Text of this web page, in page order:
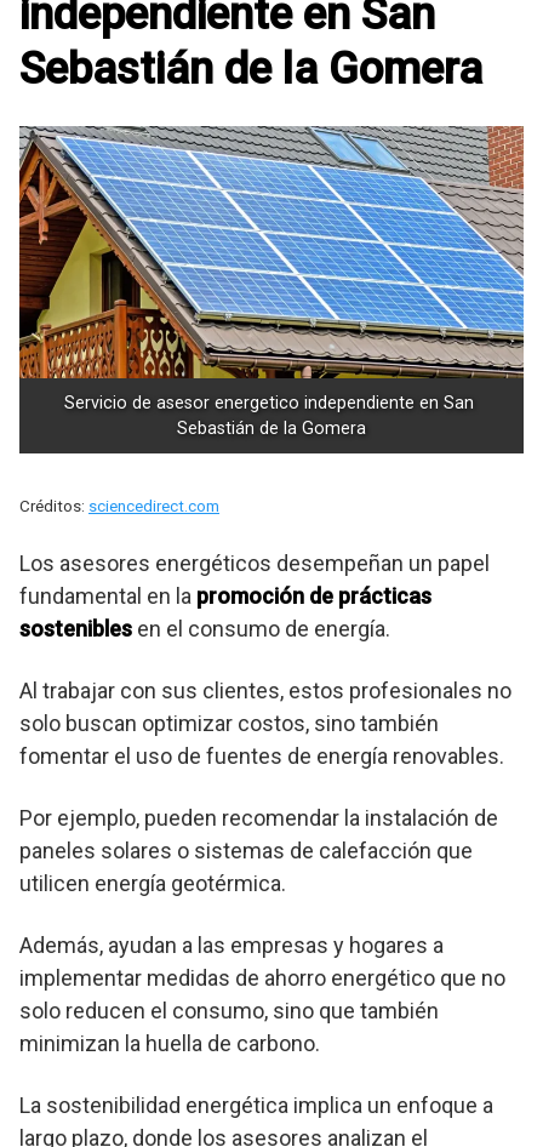
independiente en San
Sebastián de la Gomera
Servicio de asesor energetico independiente en San
Sebastián de la Gomera
Créditos: sciencedirect.com
Los asesores energéticos desempeñan un papel
fundamental en la promoción de prácticas
sostenibles en el consumo de energía.
Al trabajar con sus clientes, estos profesionales no
solo buscan optimizar costos, sino también
fomentar el uso de fuentes de energía renovables.
Por ejemplo, pueden recomendar la instalación de
paneles solares o sistemas de calefacción que
utilicen energía geotérmica.
Además, ayudan a las empresas y hogares a
implementar medidas de ahorro energético que no
solo reducen el consumo, sino que también
minimizan la huella de carbono.
La sostenibilidad energética implica un enfoque a
largo plazo, donde los asesores analizan el